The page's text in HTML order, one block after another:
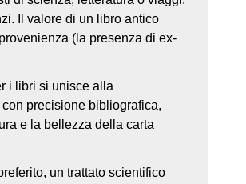
Il valore di un libro antico
(la presenza di ex-
i libri si unisce alla
precisione bibliografica,
e la bellezza della carta
un trattato scientifico